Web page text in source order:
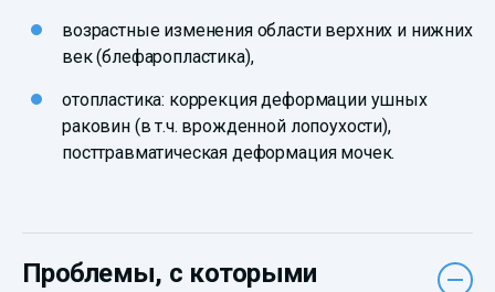
возрастные изменения области верхних и нижних
век (блефаропластика),
отопластика: коррекция деформации ушных
раковин (в т.ч. врожденной лопоухости),
посттравматическая деформация мочек.
Проблемы, с которыми